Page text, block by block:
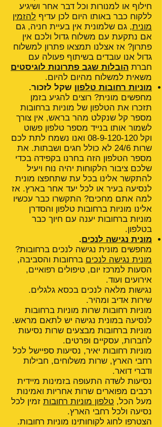
חילוף או למנורות וכל דבר אחר ושיגיע
ללקוח כבר באותו היום לכן עדיף להזמין
מונית, גם שלמונית אין בעיית חניה, גם
אם נתקעת עם משלוח גדול ולכם אין
פתרון? אז אצלנו תמצאו פתרון למשלוח
גדול אנו עובדים בשיתוף פעולה עם
חברת הובלות שגב פתרונות לוגיסטים
משאית למשלוח מהיום להיום.
מוניות רחובות טלפון שקל לזכור.
מחפשים מונית? רוצים להגיע בזמן
תזכרו את הטלפון של מוניות ברחובות
מספר קל שנקלט מהר בראש, אין צורך
לשמור אותו בנייד מספר טלפון פשוט
וקל 08-9-120-120 ואנו נשמח לתת לכם
שרות 24/6 לא כולל חגים ושבתות. את
מספר הטלפון הזה בחרנו בקפידה בכדי
שלכם ציבור הלקוחות יהיה נוח ויעיל
להתקשר אלינו בכל עת שתחפצו מונית
לנסיעה בעיר או לכל יעד אחר בארץ. אז
למה אתם מחכים? התקשרו כבר עכשיו
אלינו מוניות ברחובות טלפון והסדרן
מוניות ברחובות יענה עם חיוך כבר
בטלפון.
מונית נגישה לנכים.
מחפשים מונית נגישה לנכים ברחובות?
מונית נגישה לנכים ברחובות והסביבה,
הסעות למרכז יום, טיפולים רפואיים,
אירועים ועוד.
נגישות מלאה לנכים בכסא גלגלים.
שירות אדיב ומהיר.
מוניות רחובות שרות מוניות ברחובות
לנסיעה במונית נגישה יש לתאם מראש.
מוניות ברחובות מבצעים שרות נסיעות
לחברות, עסקיים ופרטים.
מוניות רחובות יאיר, נסיעות ספיישל לכל
רחבי הארץ, שרות משלוחים, חבילות
ודברי דואר.
נסיעות לשדה התעופה בזמינות מיידית
רכבים מפוארים שרות אחריות ואמינות
מעל הכל, טלפון מוניות רחובות זמין לכל
נסיעה ולכל רחבי הארץ.
הצטרפו לחוג לקוחותינו מוניות רחובות.